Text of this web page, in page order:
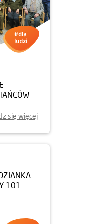
się więcej
101